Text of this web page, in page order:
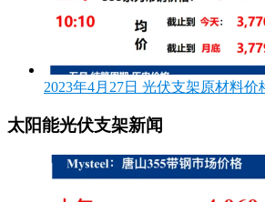
2023年4月27日 光伏支架原材料价
太阳能光伏支架新闻